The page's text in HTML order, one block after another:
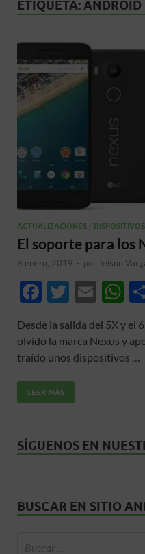
ETIQUETA: ANDROID
ACTUALIZACIONES DISPOSITIVOS
El soporte para los
8 enero, 2019 - por Jeison
F
e
b
o
o
T
itt
er
E
ail
W
at
s
Desde la salida del 5X y el
olvido la marca Nexus y
traído unos dispositivos …
LEER MÁS
SÍGUENOS EN
BUSCAR EN SITIO